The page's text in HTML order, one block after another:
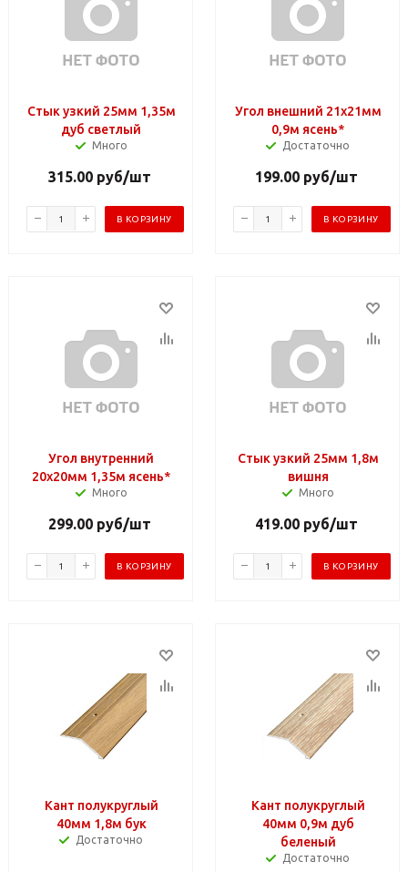
Стык узкий 25мм 1,35м
дуб светлый
Много
315.00руб/шт
В КОРЗИНУ
Угол внешний 21х21мм
0,9м ясень*
Достаточно
199.00руб/шт
В КОРЗИНУ
Угол внутренний
20х20мм 1,35м ясень*
Много
299.00руб/шт
В КОРЗИНУ
Стык узкий 25мм 1,8м
вишня
Много
419.00руб/шт
В КОРЗИНУ
Кант полукруглый
40мм 1,8м бук
Достаточно
Кант полукруглый
40мм 0,9м дуб
беленый
Достаточно